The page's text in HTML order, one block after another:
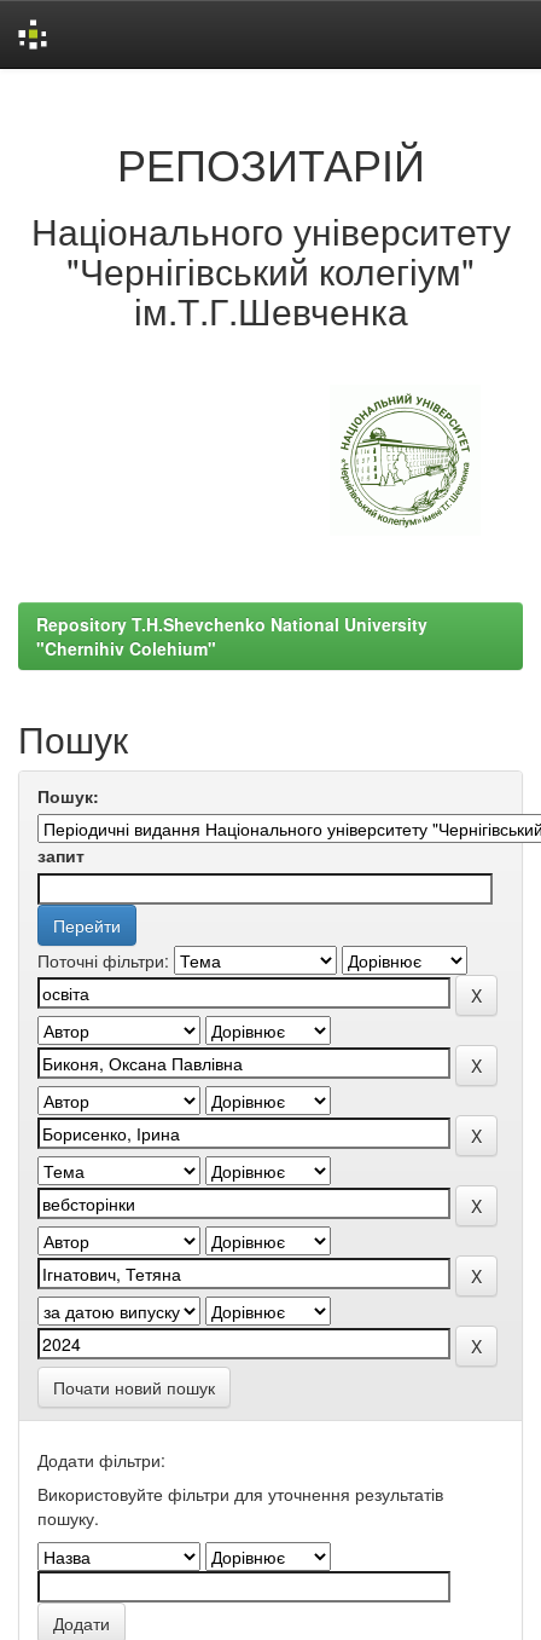
РЕПОЗИТАРІЙ
Національного університету
"Чернігівський колегіум"
ім.Т.Г.Шевченка
Repository T.H.Shevchenko National University
"Chernihiv Colehium"
Пошук
Пошук:
запит
Поточні фільтри:
Почати новий пошук
Додати фільтри:
Використовуйте фільтри для уточнення результатів
пошуку.